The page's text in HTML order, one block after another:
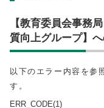
【教育委員会事務
質向上グループ】へ
以下のエラー内容を参
す。
ERR_CODE(1)